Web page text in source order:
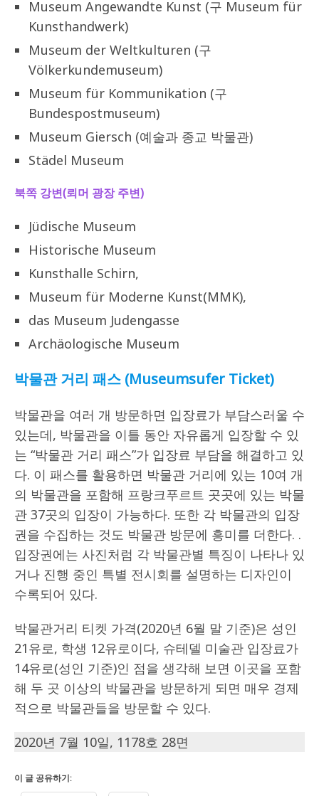
Museum Angewandte Kunst (구 Museum für
Kunsthandwerk)
Museum der Weltkulturen (구
Völkerkundemuseum)
Museum für Kommunikation (구
Bundespostmuseum)
Museum Giersch (예술과 종교 박물관)
Städel Museum
북쪽 강변(뢰머 광장 주변)
Jüdische Museum
Historische Museum
Kunsthalle Schirn,
Museum für Moderne Kunst(MMK),
das Museum Judengasse
Archäologische Museum
박물관 거리 패스 (Museumsufer Ticket)
박물관을 여러 개 방문하면 입장료가 부담스러울 수
있는데, 박물관을 이틀 동안 자유롭게 입장할 수 있
는 “박물관 거리 패스”가 입장료 부담을 해결하고 있
다. 이 패스를 활용하면 박물관 거리에 있는 10여 개
의 박물관을 포함해 프랑크푸르트 곳곳에 있는 박물
관 37곳의 입장이 가능하다. 또한 각 박물관의 입장
권을 수집하는 것도 박물관 방문에 흥미를 더한다. .
입장권에는 사진처럼 각 박물관별 특징이 나타나 있
거나 진행 중인 특별 전시회를 설명하는 디자인이
수록되어 있다.
박물관거리 티켓 가격(2020년 6월 말 기준)은 성인
21유로, 학생 12유로이다, 슈테델 미술관 입장료가
14유로(성인 기준)인 점을 생각해 보면 이곳을 포함
해 두 곳 이상의 박물관을 방문하게 되면 매우 경제
적으로 박물관들을 방문할 수 있다.
2020년 7월 10일, 1178호 28면
이 글 공유하기: